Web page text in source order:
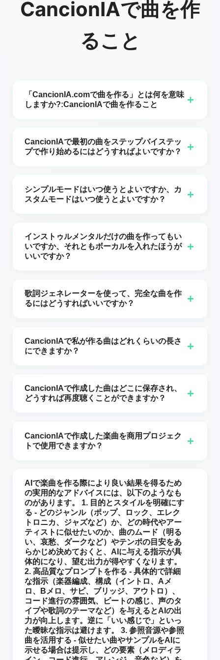
CancionIAで曲を作
ること
「CancionIA.comで曲を作る」とは何を意味
しますか?:CancionIAで曲を作ること
+
学んだり複雑なDAWを扱ったりすることなく、文章で
書いたアイデアを完全な楽曲に変えることを意味しま
ー、ハーモニー、アレンジ、そしてボーカルの表現を
生成してくれます。音符を一つずつ描く代わりに、
プラットフォームがその指示を聴いて楽しめる、共有
できる、あるいは他のプロジェクトでさらに作業を続
けられる楽曲へと変換します。
CancionIAで最初の曲をステップバイステッ
プで作り始めるにはどうすればよいですか？
+
れに従うことができます:1. 「曲を作る」ページにアク
セスして,シンプルモードを選択します。2. 音楽モデル
カルありの曲にするかインストゥルメンタルのみかを
決めます。4. 「曲の説明」欄にスタイルとテーマを書
きます:例えば「踊れるエネルギッシュなラテンポップ
ます。数分で最初のバージョンができます。再生して
説明を調整し,曲が頭の中のイメージに近づくまで何度
シンプルモードはいつ使うとよいですか、カ
スタムモードはいつ使うとよいですか？
+
作りたいときに最適です。ジャンル、雰囲気、感情を
説明すると、CancionIA.comが構成、歌詞（該当する
場合）、アレンジの詳細をあなたに代わって決定しま
向性がある場合を想定しています：自分の歌詞を貼り
付けるか、AI生成の歌詞を使用でき、音楽スタイルを
ます。こうして、テキスト、ボイス、雰囲気などのす
べての創作上の選択が、期待する最終成果と一致する
インストゥルメンタルだけの曲を作ってもい
いですか、それともボーカルを入れたほうが
いいですか？
+
ゥルメンタル」というスイッチがあります:これをオン
にすると,CancionIA.comは主旋律のボーカルがない伴
の上で歌えるようにするのに最適です。これをオフに
すると,プラットフォームは（モードやテキストの有無
状態になります。こうして,プロジェクトごとに
CancionIAがボーカル付きの曲,インストゥルメンタル,
歌詞ジェネレーターを使って、完全な曲を作
るにはどうすればいいですか？
+
を扱うためのツールを統合しています: 1. カスタマイズ
モードで「歌詞」セクションを開きます。 2. 完全なテ
ズ」ボタンなどで）AIで歌詞を生成するオプションを
使用できます。 3. 好みに合わせてヴァース、コーラ
に言語とあなたが定めたトーンを尊重したボーカル付
きトラックに変換させます。 結果は、CancionIA.com
CancionIAで私が作る曲はどれくらいの長さ
にできますか？
+
モデルによって異なります。CancionIA 1.0では、通
常、イントロ、ヴァース、コーラス、ブリッジなどの
することができ、約8分に近づくため、長めのバックグ
ラウンド、セッション、長尺の動画や物語性のある作
おり、曲が論理的に展開して単なる反復ループのよう
に聞こえないようにしています。
CancionIAで作成した曲はどこに保存され、
どうすれば再度聴くことができますか？
+
ソング」セクションから管理できます。そこからは,以
前に生成したトラックを再生したり,アイデアをタイト
して使用するかを選択したりできます。このようにし
て,CancionIAはブラウザからアクセスできる,AIで作成
した楽曲の小さな個人カタログとして機能します。
CancionIAで作成した楽曲を商用プロジェク
トで使用できますか？
+
す。多くの人がデモ、個人的なコンテンツ、ソーシャ
ルメディアで問題なく楽曲を使用していますが、楽曲
をブランドキャンペーン、広告、収益化されたプロジ
ェクト、またはプラットフォームでの配信に組み込み
たい場合は、必ず次を確認することが不可欠です：
CancionIA.com の利用規約とライセンス方針、ならび
に有料プランで利用可能な商用音楽ライセンスのオプ
ション（これらはプロジェクト用の証明書をダウンロ
ードできるようにします）。こうすることで、
CancionIAで作成した楽曲をすべてのプロジェクトで
安全かつ合法的に使用できることが保証されます。
AIで楽曲を作る際により良い結果を得るため
の実用的なアドバイスには、以下のようなも
のがあります。 1. 目的とスタイルを明確にす
る - どのジャンル（ポップ、ロック、エレク
トロニカ、ジャズなど）か、どの時代やアー
ティストに似せたいのか、曲のムード（明る
い、哀愁、ダークなど）やテンポの目安をあ
らかじめ決めておくと、AIに与える指示が具
体的になり、望む出力が得やすくなります。
2. 高品質なプロンプトを作る - 具体的で詳細
な指示（楽器編成、構成（イントロ、Aメ
ロ、Bメロ、サビ、ブリッジ、アウトロ）、
コード進行の雰囲気、ビートの感じ、声のタ
イプや歌詞のテーマなど）を与えるとAIの出
力が向上します。逆に「いい感じで」といっ
た曖昧な指示は避けます。 3. 参照音源や参照
曲を活用する - 似せたい曲やサンプルをAIに
示せる場合は提示し、どの要素（メロディラ